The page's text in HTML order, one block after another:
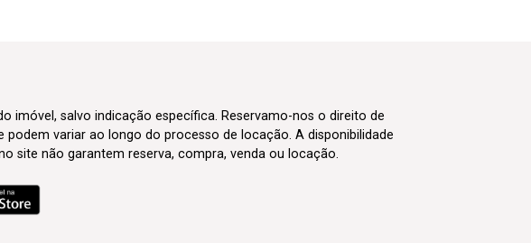
imóvel, salvo indicação específica. Reservamo-nos o direito de
variar ao longo do processo de locação. A disponibilidade
site não garantem reserva, compra, venda ou locação.